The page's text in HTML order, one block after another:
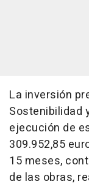
La inversión
Sostenibilidad
ejecución de
309.952,85
15 meses,
de las obras,